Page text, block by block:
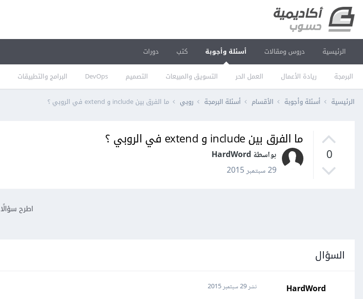
الرئيسية دروس ومقالات أسئلة وأجوبة
البرمجة ريادة الأعمال العمل الحر التسويق والمبيعات التصميم DevOps البرامج والتطبيقات
كتب دورات
الرئيسية أسئلة وأجوبة الأقسام أسئلة البرمجة روبي ما الفرق بين include و extend في الروبي ؟
0
ما الفرق بين include و extend في الروبي ؟
بواسطة HardWord
29 سبتمبر 2015
اطرح سؤالًا
السؤال
HardWord نشر29 سبتمبر 2015